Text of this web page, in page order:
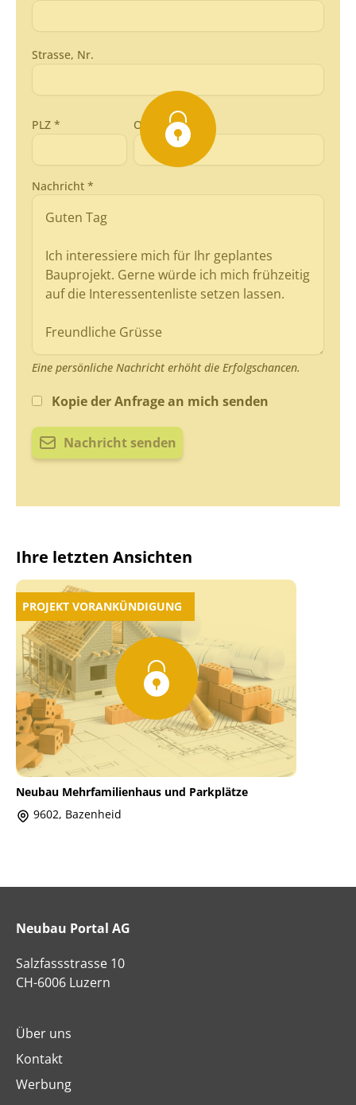
Strasse, Nr.
PLZ * Ort *
Nachricht *
Eine persönliche Nachricht erhöht die Erfolgschancen.
Kopie der Anfrage an mich senden
Nachricht senden
Ihre letzten Ansichten
PROJEKT VORANKÜNDIGUNG
Neubau Mehrfamilienhaus und Parkplätze
9602, Bazenheid
Neubau Portal AG
Salzfassstrasse 10
CH-6006 Luzern
Über uns
Kontakt
Werbung